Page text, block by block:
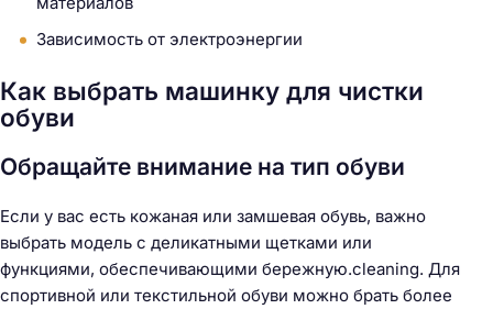
Зависимость от электроэнергии
Как выбрать машинку для чистки
обуви
Обращайте внимание на тип обуви
Если у вас есть кожаная или замшевая обувь, важно
выбрать модель с деликатными щетками или
функциями, обеспечивающими бережную.cleaning. Для
спортивной или текстильной обуви можно брать более